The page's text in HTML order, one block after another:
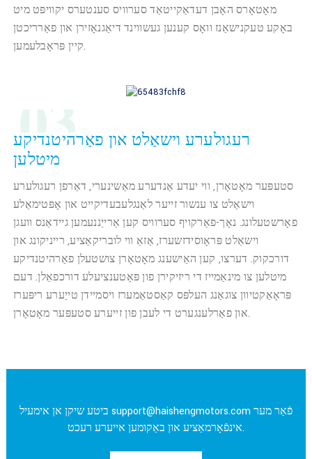
מאָטאָרס האָבן דעדאַקייטאַד סערוויס סענטערס יקוויפּט מיט
באָקע טעקנישאַנז וואָס קענען געשווינד דיאַגנאָזירן און פאַרריכטן
קיין פּראָבלעמען.
03
רעגולערע וישאַלט און פאַרהיטנדיקע
מיטלען
סטעפּער מאָטאָרן, ווי יעדע אַנדערע מאַשינערי, דאַרפן רעגולערע
וישאַלט צו ענשור זייער לאַנגלעבעדיקייט און אָפּטימאַלע
פאָרשטעלונג. נאָך-פאַרקויף סערוויס קען אַרייַננעמען גיידאַנס וועגן
וישאַלט פּראָוסידזשערז, אַזאַ ווי לובריקאַציע, רייניקונג און
דורכקוק. דערצו, קען האַישענג מאָטאָרן צושטעלן פאַרהיטנדיקע
מיטלען צו מינאַמייז די ריזיקירן פון פּאָטענציעלע דורכפאַלן. דעם
פּראָאַקטיוון צוגאַנג העלפּס קאַסטאַמערז ויסמיידן טייַערע ריפּערז
און פאַרלענגערט די לעבן פון זייערע סטעפּער מאָטאָרן.
support@haishengmotors.comפֿאַר מער
אינפֿאָרמאַציע און באַקומען אייערע רעכט.